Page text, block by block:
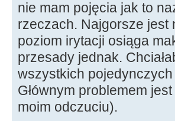
nie mam pojęcia jak to
rzeczach. Najgorsze jest
poziom irytacji osiąga
przesady jednak.
wszystkich
Głównym problemem
moim odczuciu).